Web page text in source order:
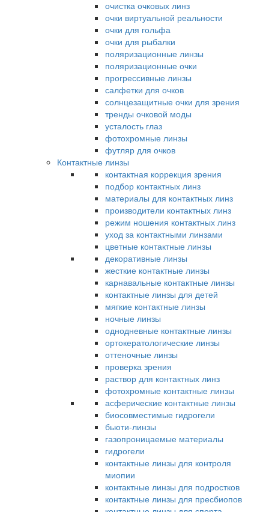
очистка очковых линз
очки виртуальной реальности
очки для гольфа
очки для рыбалки
поляризационные линзы
поляризационные очки
прогрессивные линзы
салфетки для очков
солнцезащитные очки для зрения
тренды очковой моды
усталость глаз
фотохромные линзы
футляр для очков
Контактные линзы
контактная коррекция зрения
подбор контактных линз
материалы для контактных линз
производители контактных линз
режим ношения контактных линз
уход за контактными линзами
цветные контактные линзы
декоративные линзы
жесткие контактные линзы
карнавальные контактные линзы
контактные линзы для детей
мягкие контактные линзы
ночные линзы
однодневные контактные линзы
ортокератологические линзы
оттеночные линзы
проверка зрения
раствор для контактных линз
фотохромные контактные линзы
асферические контактные линзы
биосовместимые гидрогели
бьюти-линзы
газопроницаемые материалы
гидрогели
контактные линзы для контроля
миопии
контактные линзы для подростков
контактные линзы для пресбиопов